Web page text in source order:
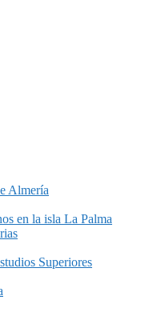
Almería‎
en la isla La Palma
Superiores